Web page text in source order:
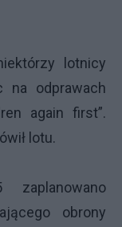
lotnicy
na odprawach
again first”.
lotu.
obrony